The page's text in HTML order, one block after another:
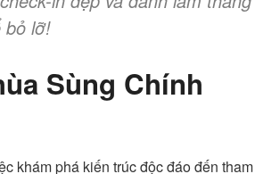
bỏ lỡ!
Sùng Chính
khám phá kiến trúc độc đáo đến tham